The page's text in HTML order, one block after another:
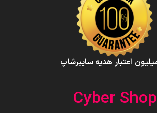
Cyber Shop